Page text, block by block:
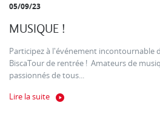
05/09/23
MUSIQUE !
Participez à l'événement incontournable
BiscaTour de rentrée ! Amateurs de
passionnés de tous...
Lire la suite